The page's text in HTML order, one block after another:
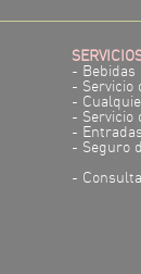
- Bebidas
- Servicio
-
- Servicio
-
- Seguro
-